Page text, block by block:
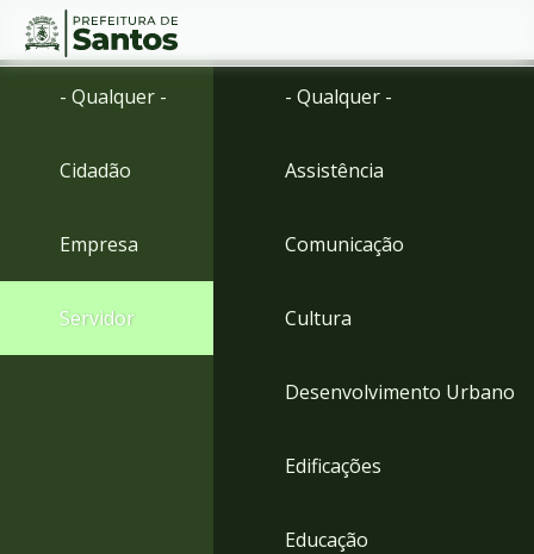
Ir
menu
para
Conteúdo
- Qualquer -
Cidadão
Empresa
Servidor
- Qualquer -
Assistência
Comunicação
Cultura
Desenvolvimento Urbano
Edificações
Educação